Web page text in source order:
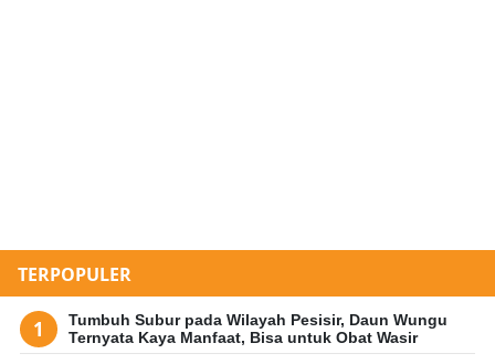
TERPOPULER
Tumbuh Subur pada Wilayah Pesisir, Daun Wungu
Ternyata Kaya Manfaat, Bisa untuk Obat Wasir